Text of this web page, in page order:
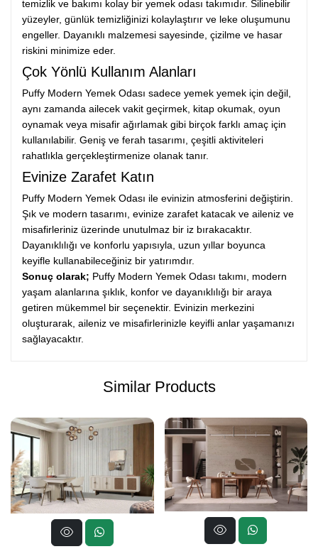
temizlik ve bakımı kolay bir yemek odası takımıdır. Silinebilir
yüzeyler, günlük temizliğinizi kolaylaştırır ve leke oluşumunu
engeller. Dayanıklı malzemesi sayesinde, çizilme ve hasar
riskini minimize eder.
Çok Yönlü Kullanım Alanları
Puffy Modern Yemek Odası sadece yemek yemek için değil,
aynı zamanda ailecek vakit geçirmek, kitap okumak, oyun
oynamak veya misafir ağırlamak gibi birçok farklı amaç için
kullanılabilir. Geniş ve ferah tasarımı, çeşitli aktiviteleri
rahatlıkla gerçekleştirmenize olanak tanır.
Evinize Zarafet Katın
Puffy Modern Yemek Odası ile evinizin atmosferini değiştirin.
Şık ve modern tasarımı, evinize zarafet katacak ve aileniz ve
misafirleriniz üzerinde unutulmaz bir iz bırakacaktır.
Dayanıklılığı ve konforlu yapısıyla, uzun yıllar boyunca
keyifle kullanabileceğiniz bir yatırımdır.
Sonuç olarak; Puffy Modern Yemek Odası takımı, modern
yaşam alanlarına şıklık, konfor ve dayanıklılığı bir araya
getiren mükemmel bir seçenektir. Evinizin merkezini
oluşturarak, aileniz ve misafirlerinizle keyifli anlar yaşamanızı
sağlayacaktır.
Similar Products